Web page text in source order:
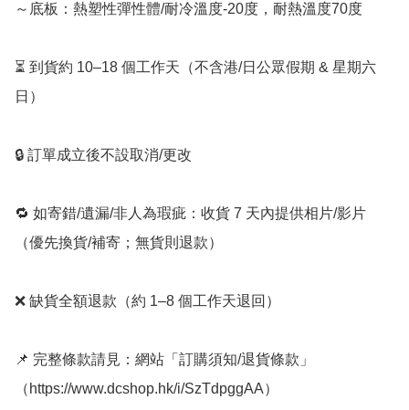
～底板：熱塑性彈性體/耐冷溫度-20度，耐熱溫度70度
⏳ 到貨約 10–18 個工作天（不含港/日公眾假期 & 星期六
日）
🔒 訂單成立後不設取消/更改
🔁 如寄錯/遺漏/非人為瑕疵：收貨 7 天內提供相片/影片
（優先換貨/補寄；無貨則退款）
❌ 缺貨全額退款（約 1–8 個工作天退回）
📌 完整條款請見：網站「訂購須知/退貨條款」
（https://www.dcshop.hk/i/SzTdpggAA）  ﻿